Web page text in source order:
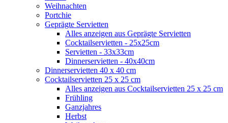
Weihnachten
Portchie
Geprägte Servietten
Alles anzeigen aus Geprägte Servietten
Cocktailservietten - 25x25cm
Servietten - 33x33cm
Dinnerservietten - 40x40cm
Dinnerservietten 40 x 40 cm
Cocktailservietten 25 x 25 cm
Alles anzeigen aus Cocktailservietten 25 x 25 cm
Frühling
Ganzjahres
Herbst